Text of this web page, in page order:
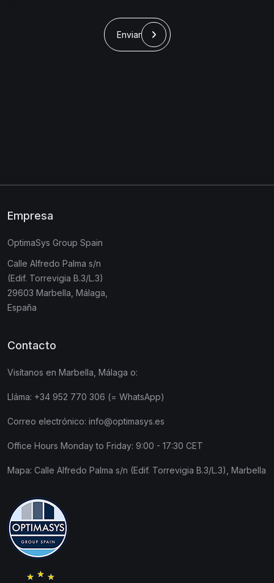
Enviar
Empresa
OptimaSys Group Spain
Calle Alfredo Palma s/n
(Edif. Torrevigia B.3/L.3)
29603 Marbella, Málaga,
España
Contacto
Visítanos en Marbella, Málaga o:
Lláma: +34 952 770 306 (= WhatsApp)
Correo electrónico: info@optimasys.es
Office Hours Monday to Friday: 9:00 - 17:30 CET
Mapa: Calle Alfredo Palma s/n (Edif. Torrevigia B.3/L.3), Marbella